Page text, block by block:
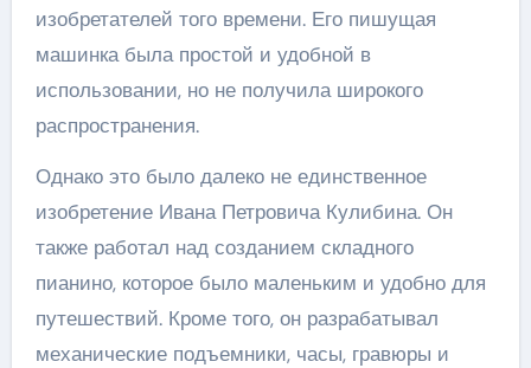
изобретателей того времени. Его пишущая
машинка была простой и удобной в
использовании, но не получила широкого
распространения.
Однако это было далеко не единственное
изобретение Ивана Петровича Кулибина. Он
также работал над созданием складного
пианино, которое было маленьким и удобно для
путешествий. Кроме того, он разрабатывал
механические подъемники, часы, гравюры и